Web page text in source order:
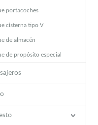
portacoches
cisterna tipo V
de almacén
de propósito especial